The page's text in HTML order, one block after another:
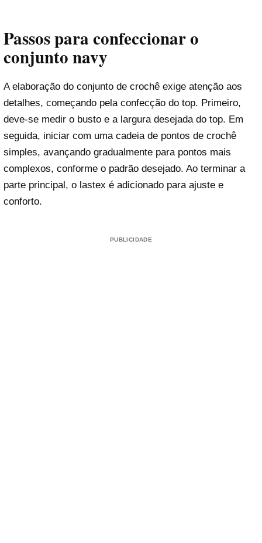
Passos para confeccionar o
conjunto navy
A elaboração do conjunto de crochê exige atenção aos
detalhes, começando pela confecção do top. Primeiro,
deve-se medir o busto e a largura desejada do top. Em
seguida, iniciar com uma cadeia de pontos de crochê
simples, avançando gradualmente para pontos mais
complexos, conforme o padrão desejado. Ao terminar a
parte principal, o lastex é adicionado para ajuste e
conforto.
PUBLICIDADE